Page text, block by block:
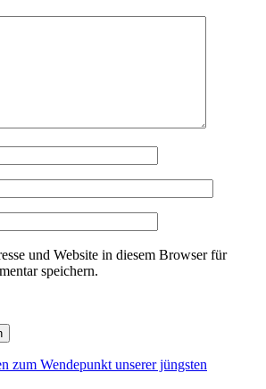
und Website in diesem Browser für
speichern.
zum Wendepunkt unserer jüngsten